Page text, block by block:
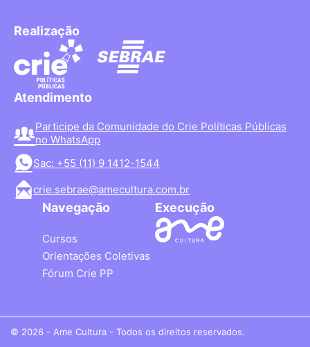
Realização
Atendimento
Participe da Comunidade do Crie Políticas Públicas
no WhatsApp
Sac: +55 (11) 9 1412-1544
crie.sebrae@amecultura.com.br
Navegação
Cursos
Orientações Coletivas
Fórum Crie PP
Execução
© 2026 - Ame Cultura - Todos os direitos reservados.